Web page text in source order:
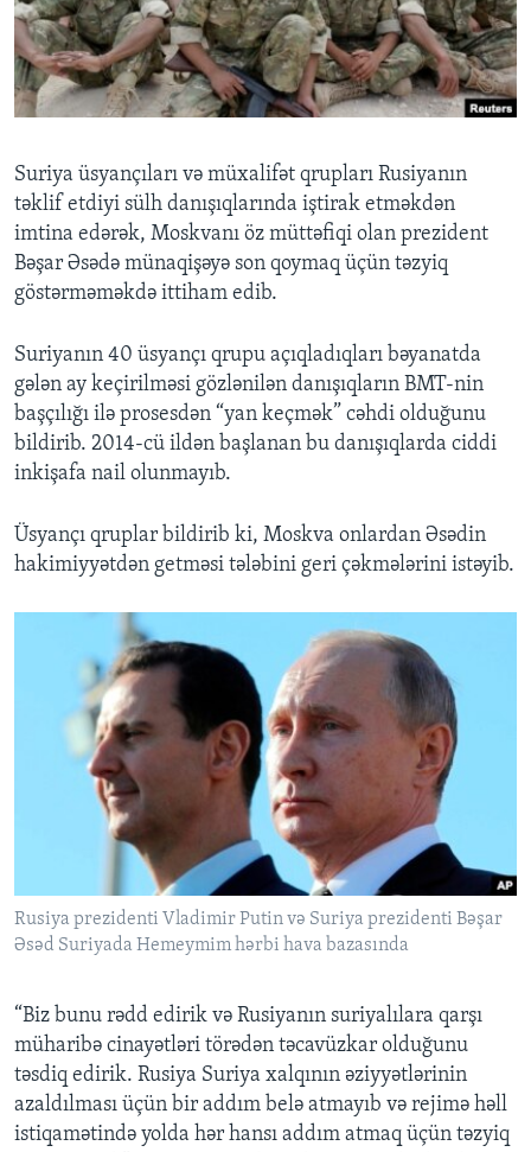
BIZI IZLƏYIN
Dillər
Suriya üsyançıları və müxalifət qrupları Rusiyanın
təklif etdiyi sülh danışıqlarında iştirak etməkdən
imtina edərək, Moskvanı öz müttəfiqi olan prezident
Bəşar Əsədə münaqişəyə son qoymaq üçün təzyiq
göstərməməkdə ittiham edib.
Suriyanın 40 üsyançı qrupu açıqladıqları bəyanatda
gələn ay keçirilməsi gözlənilən danışıqların BMT-nin
başçılığı ilə prosesdən “yan keçmək” cəhdi olduğunu
bildirib. 2014-cü ildən başlanan bu danışıqlarda ciddi
inkişafa nail olunmayıb.
Üsyançı qruplar bildirib ki, Moskva onlardan Əsədin
hakimiyyətdən getməsi tələbini geri çəkmələrini istəyib.
Rusiya prezidenti Vladimir Putin və Suriya prezidenti Bəşar
Əsəd Suriyada Hemeymim hərbi hava bazasında
“Biz bunu rədd edirik və Rusiyanın suriyalılara qarşı
müharibə cinayətləri törədən təcavüzkar olduğunu
təsdiq edirik. Rusiya Suriya xalqının əziyyətlərinin
azaldılması üçün bir addım belə atmayıb və rejimə həll
istiqamətində yolda hər hansı addım atmaq üçün təzyiq